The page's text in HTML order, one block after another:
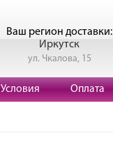
Ваш регион доставки:
Иркутск
ул. Чкалова, 15
Условия Оплата